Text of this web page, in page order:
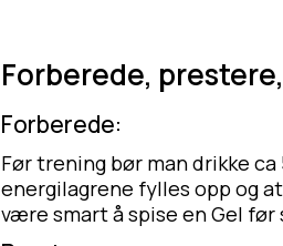
Forberede,
Forberede:
Før trening bør man drikke
energilagrene fylles opp og
være smart å spise en Gel før